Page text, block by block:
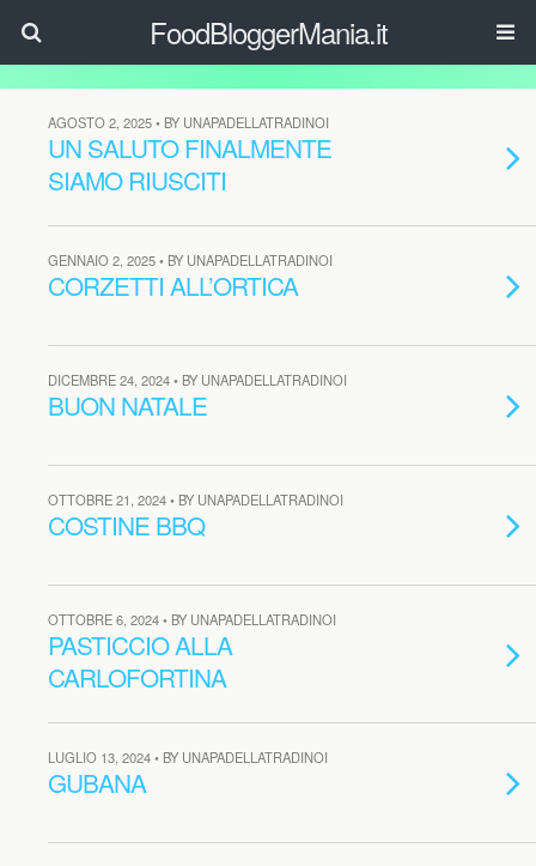
FoodBloggerMania.it
AGOSTO 2, 2025 • BY UNAPADELLATRADINOI
UN SALUTO FINALMENTE
SIAMO RIUSCITI
GENNAIO 2, 2025 • BY UNAPADELLATRADINOI
CORZETTI ALL’ORTICA
DICEMBRE 24, 2024 • BY UNAPADELLATRADINOI
BUON NATALE
OTTOBRE 21, 2024 • BY UNAPADELLATRADINOI
COSTINE BBQ
OTTOBRE 6, 2024 • BY UNAPADELLATRADINOI
PASTICCIO ALLA
CARLOFORTINA
LUGLIO 13, 2024 • BY UNAPADELLATRADINOI
GUBANA